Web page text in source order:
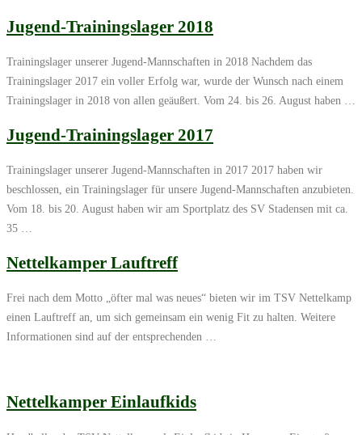
Jugend-Trainingslager 2018
Trainingslager unserer Jugend-Mannschaften in 2018 Nachdem das
Trainingslager 2017 ein voller Erfolg war, wurde der Wunsch nach einem
Trainingslager in 2018 von allen geäußert. Vom 24. bis 26. August haben …
Jugend-Trainingslager 2017
Trainingslager unserer Jugend-Mannschaften in 2017 2017 haben wir
beschlossen, ein Trainingslager für unsere Jugend-Mannschaften anzubieten.
Vom 18. bis 20. August haben wir am Sportplatz des SV Stadensen mit ca.
35 …
Nettelkamper Lauftreff
Frei nach dem Motto „öfter mal was neues“ bieten wir im TSV Nettelkamp
einen Lauftreff an, um sich gemeinsam ein wenig Fit zu halten. Weitere
Informationen sind auf der entsprechenden …
Nettelkamper Einlaufkids